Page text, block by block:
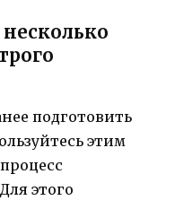
подготовить
этим
этого